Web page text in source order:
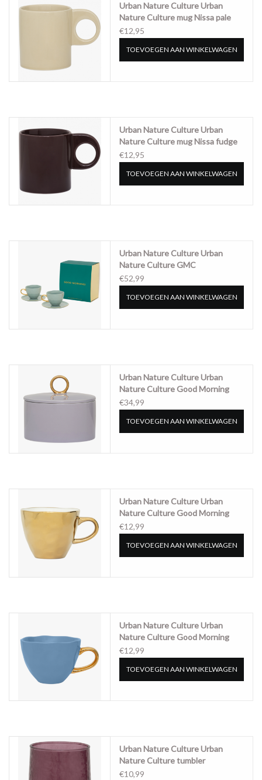
Urban Nature Culture Urban
Nature Culture mug Nissa pale
khaki
€12,95
TOEVOEGEN AAN WINKELWAGEN
Urban Nature Culture Urban
Nature Culture mug Nissa fudge
€12,95
TOEVOEGEN AAN WINKELWAGEN
Urban Nature Culture Urban
Nature Culture GMC
Cappuccino/Tea and Plate deep
sea/slate, set of 4, in gift pack -
108267
€52,99
TOEVOEGEN AAN WINKELWAGEN
Urban Nature Culture Urban
Nature Culture Good Morning
bonbon lila - 107933
€34,99
TOEVOEGEN AAN WINKELWAGEN
Urban Nature Culture Urban
Nature Culture Good Morning
Cup Coffee gold - 107929
€12,99
TOEVOEGEN AAN WINKELWAGEN
Urban Nature Culture Urban
Nature Culture Good Morning
Cup Cappuccino/Tea pacific -
107912
€12,99
TOEVOEGEN AAN WINKELWAGEN
Urban Nature Culture Urban
Nature Culture tumbler
hammered fudge - 108046
€10,99